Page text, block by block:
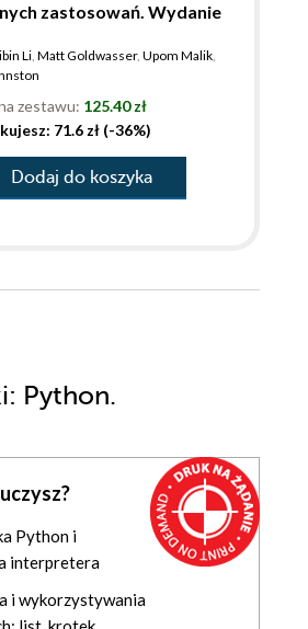
zastosowań. Wydanie
Li, Matt Goldwasser, Upom Malik,
zestawu: 125.40 zł
71.6 zł (-36%)
Dodaj do koszyka
: Python.
Python i
interpretera
i wykorzystywania